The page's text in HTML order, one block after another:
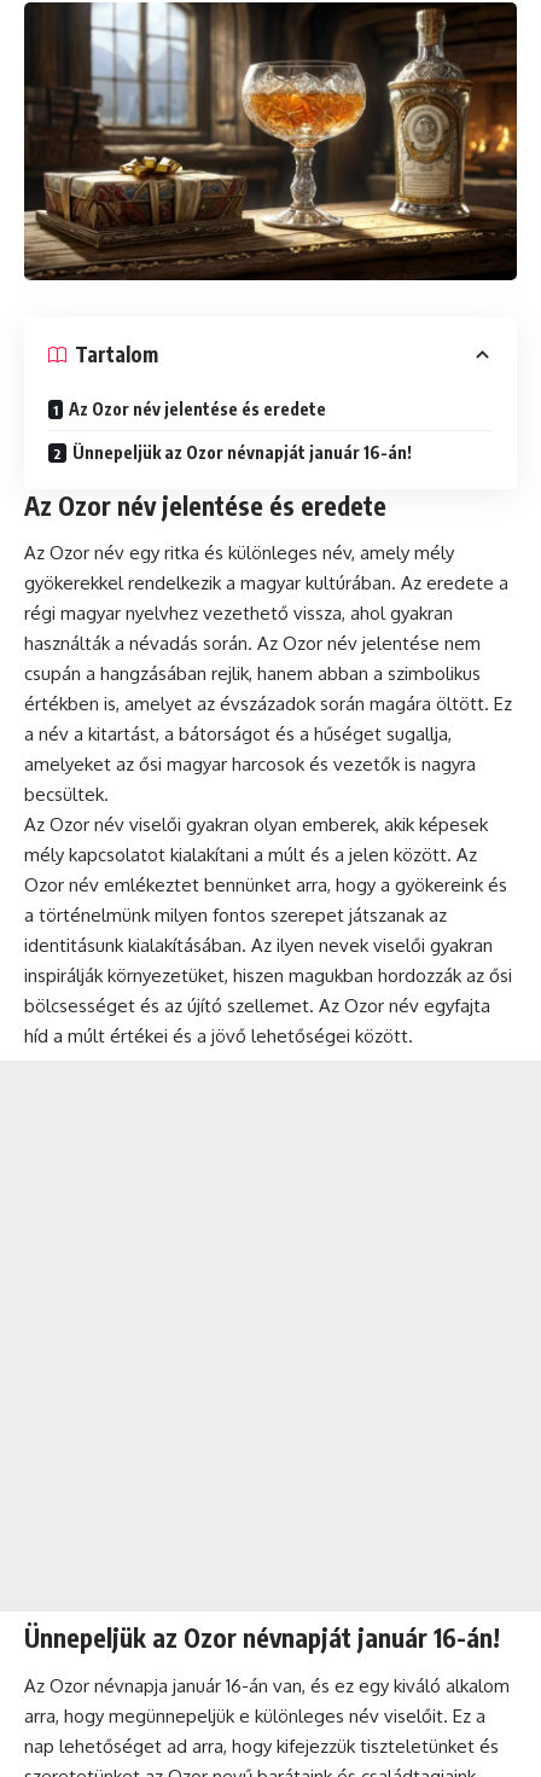
Tartalom
Az Ozor név jelentése és eredete
Ünnepeljük az Ozor névnapját január 16-án!
Az Ozor név jelentése és eredete
Az Ozor név egy ritka és különleges név, amely mély
gyökerekkel rendelkezik a magyar kultúrában. Az eredete a
régi magyar nyelvhez vezethető vissza, ahol gyakran
használták a névadás során. Az Ozor név jelentése nem
csupán a hangzásában rejlik, hanem abban a szimbolikus
értékben is, amelyet az évszázadok során magára öltött. Ez
a név a kitartást, a bátorságot és a hűséget sugallja,
amelyeket az ősi magyar harcosok és vezetők is nagyra
becsültek.
Az Ozor név viselői gyakran olyan emberek, akik képesek
mély kapcsolatot kialakítani a múlt és a jelen között. Az
Ozor név emlékeztet bennünket arra, hogy a gyökereink és
a történelmünk milyen fontos szerepet játszanak az
identitásunk kialakításában. Az ilyen nevek viselői gyakran
inspirálják környezetüket, hiszen magukban hordozzák az ősi
bölcsességet és az újító szellemet. Az Ozor név egyfajta
híd a múlt értékei és a jövő lehetőségei között.
Ünnepeljük az Ozor névnapját január 16-án!
Az Ozor névnapja január 16-án van, és ez egy kiváló alkalom
arra, hogy megünnepeljük e különleges név viselőit. Ez a
nap lehetőséget ad arra, hogy kifejezzük tiszteletünket és